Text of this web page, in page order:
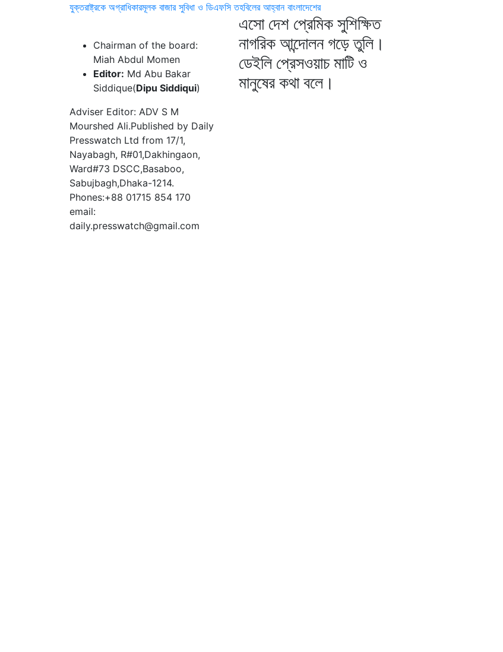
যুক্তরাষ্ট্রকে অগ্রাধিকারমূলক বাজার সুবিধা ও ডিএফসি তহবিলের আহ্বান বাংলাদেশের
Chairman of the board:
Miah Abdul Momen
Editor: Md Abu Bakar
Siddique(Dipu Siddiqui)
Adviser Editor: ADV S M
Mourshed Ali.Published by Daily
Presswatch Ltd from 17/1,
Nayabagh, R#01,Dakhingaon,
Ward#73 DSCC,Basaboo,
Sabujbagh,Dhaka-1214.
Phones:+88 01715 854 170
email:
daily.presswatch@gmail.com
এসো দেশ প্রেমিক সুশিক্ষিত
নাগরিক আন্দোলন গড়ে তুলি।
ডেইলি প্রেসওয়াচ মাটি ও
মানুষের কথা বলে।